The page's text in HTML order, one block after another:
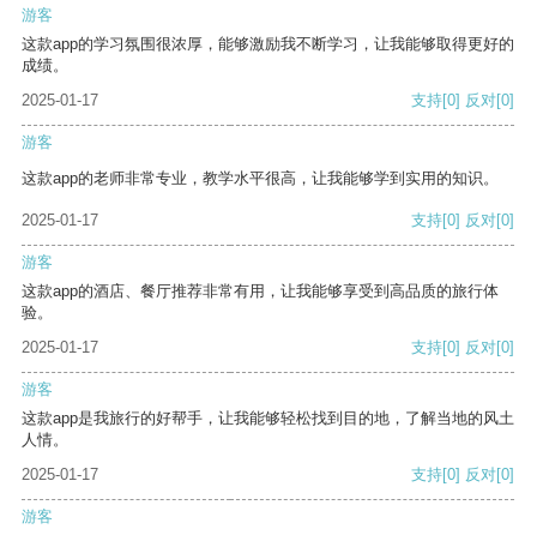
游客
这款app的学习氛围很浓厚，能够激励我不断学习，让我能够取得更好的
成绩。
2025-01-17
支持[0] 反对[0]
游客
这款app的老师非常专业，教学水平很高，让我能够学到实用的知识。
2025-01-17 支持[0] 反对[0]
游客
这款app的酒店、餐厅推荐非常有用，让我能够享受到高品质的旅行体
验。
2025-01-17
支持[0] 反对[0]
游客
这款app是我旅行的好帮手，让我能够轻松找到目的地，了解当地的风土
人情。
2025-01-17
支持[0] 反对[0]
游客